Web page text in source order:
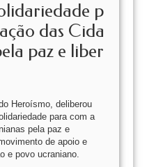
p
das Cida
paz e liber
Heroísmo, deliberou
para com a
pela paz e
de apoio e
e povo ucraniano.